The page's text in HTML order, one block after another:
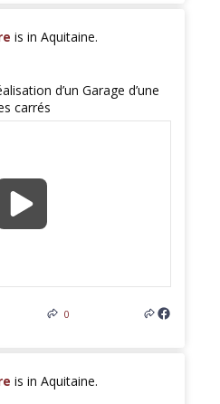
is in Aquitaine.
d’un Garage d’une
carrés
0
is in Aquitaine.